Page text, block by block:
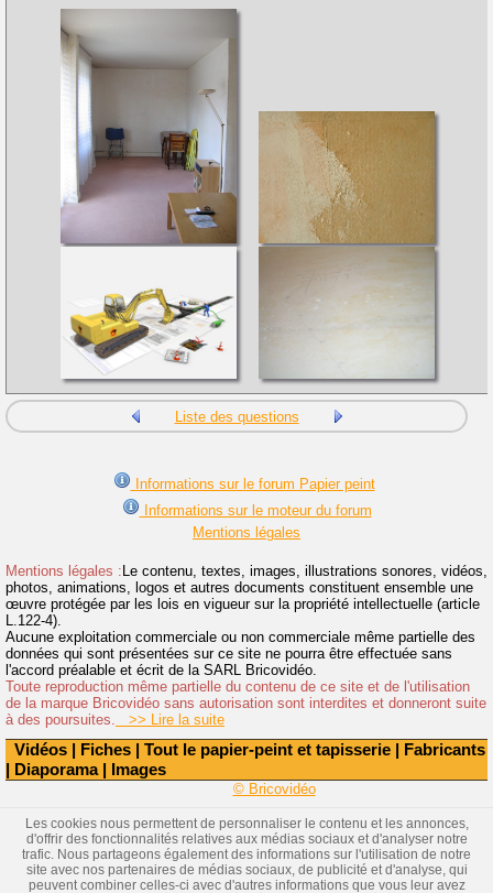
Vidéos | Fiches | Tout le papier-peint et tapisserie | Fabricants
| Diaporama| Images
Liste des questions
Informations sur le forum Papier peint
Informations sur le moteur du forum
Mentions légales
Mentions légales : Le contenu, textes, images, illustrations sonores, vidéos,
photos, animations, logos et autres documents constituent ensemble une
œuvre protégée par les lois en vigueur sur la propriété intellectuelle (article
L.122-4).
Aucune exploitation commerciale ou non commerciale même partielle des
données qui sont présentées sur ce site ne pourra être effectuée sans
l'accord préalable et écrit de la SARL Bricovidéo.
Toute reproduction même partielle du contenu de ce site et de l'utilisation
de la marque Bricovidéo sans autorisation sont interdites et donneront suite
à des poursuites. >> Lire la suite
© Bricovidéo
Les cookies nous permettent de personnaliser le contenu et les annonces,
d'offrir des fonctionnalités relatives aux médias sociaux et d'analyser notre
trafic. Nous partageons également des informations sur l'utilisation de notre
site avec nos partenaires de médias sociaux, de publicité et d'analyse, qui
peuvent combiner celles-ci avec d'autres informations que vous leur avez